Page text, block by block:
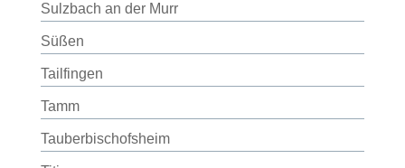
Sulzbach an der Murr
Süßen
Tailfingen
Tamm
Tauberbischofsheim